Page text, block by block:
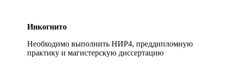
Инкогнито
Необходимо выполнить НИР4, преддипломную
практику и магистерскую диссертацию